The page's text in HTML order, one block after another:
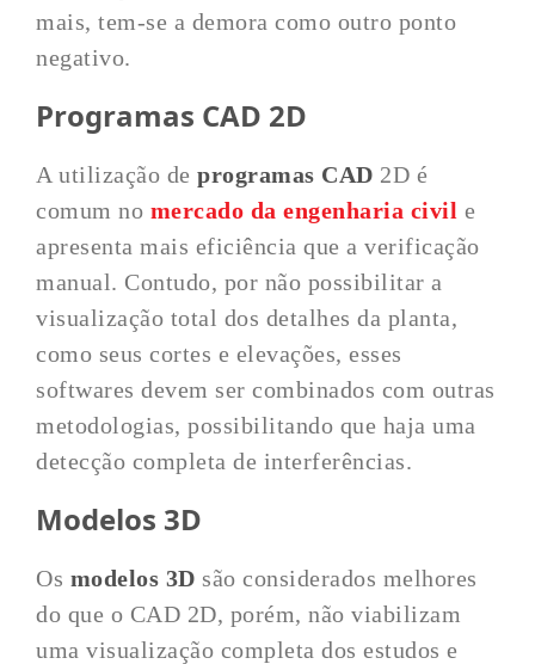
mais, tem-se a demora como outro ponto
negativo.
Programas CAD 2D
A utilização deprogramas CAD 2D é
comum no mercado da engenharia civil e
apresenta mais eficiência que a verificação
manual. Contudo, por não possibilitar a
visualização total dos detalhes da planta,
como seus cortes e elevações, esses
softwares devem ser combinados com outras
metodologias, possibilitando que haja uma
detecção completa de interferências.
Modelos 3D
Os modelos 3D são considerados melhores
do que o CAD 2D, porém, não viabilizam
uma visualização completa dos estudos e